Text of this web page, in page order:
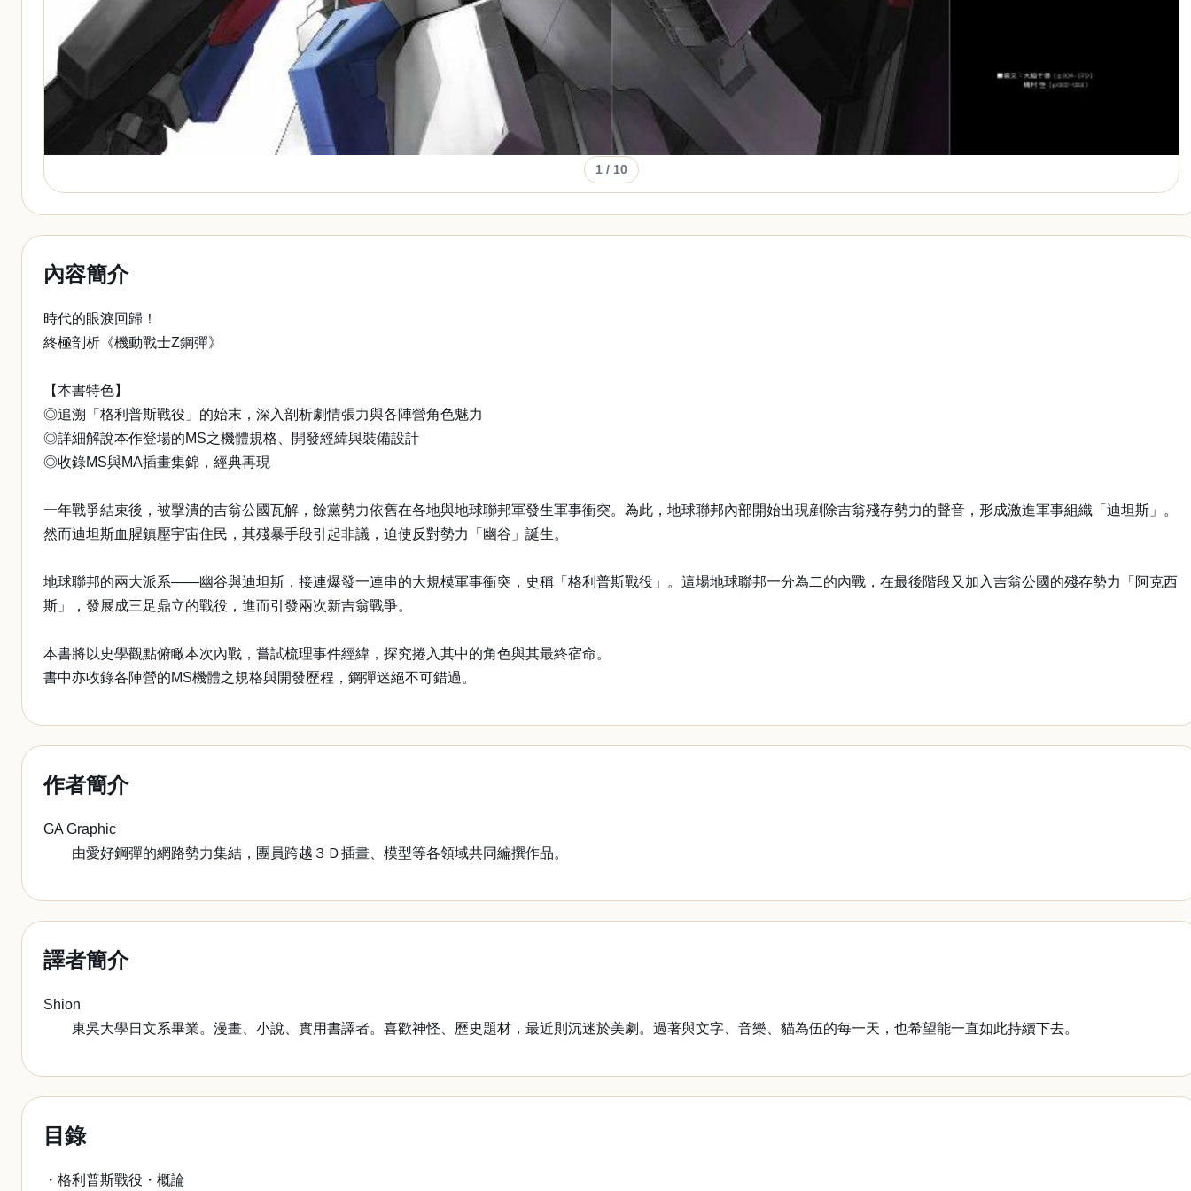
1 / 10
內容簡介
時代的眼淚回歸！
終極剖析《機動戰士Z鋼彈》
【本書特色】
◎追溯「格利普斯戰役」的始末，深入剖析劇情張力與各陣營角色魅力
◎詳細解說本作登場的MS之機體規格、開發經緯與裝備設計
◎收錄MS與MA插畫集錦，經典再現
一年戰爭結束後，被擊潰的吉翁公國瓦解，餘黨勢力依舊在各地與地球聯邦軍發生軍事衝突。為此，地球聯邦內部開始出現剷除吉翁殘存勢力的聲音，形成激進軍事組織「迪坦斯」。
然而迪坦斯血腥鎮壓宇宙住民，其殘暴手段引起非議，迫使反對勢力「幽谷」誕生。
地球聯邦的兩大派系——幽谷與迪坦斯，接連爆發一連串的大規模軍事衝突，史稱「格利普斯戰役」。這場地球聯邦一分為二的內戰，在最後階段又加入吉翁公國的殘存勢力「阿克西
斯」，發展成三足鼎立的戰役，進而引發兩次新吉翁戰爭。
本書將以史學觀點俯瞰本次內戰，嘗試梳理事件經緯，探究捲入其中的角色與其最終宿命。
書中亦收錄各陣營的MS機體之規格與開發歷程，鋼彈迷絕不可錯過。
作者簡介
GA Graphic
由愛好鋼彈的網路勢力集結，團員跨越３Ｄ插畫、模型等各領域共同編撰作品。
譯者簡介
Shion
東吳大學日文系畢業。漫畫、小說、實用書譯者。喜歡神怪、歷史題材，最近則沉迷於美劇。過著與文字、音樂、貓為伍的每一天，也希望能一直如此持續下去。
目錄
・格利普斯戰役・概論